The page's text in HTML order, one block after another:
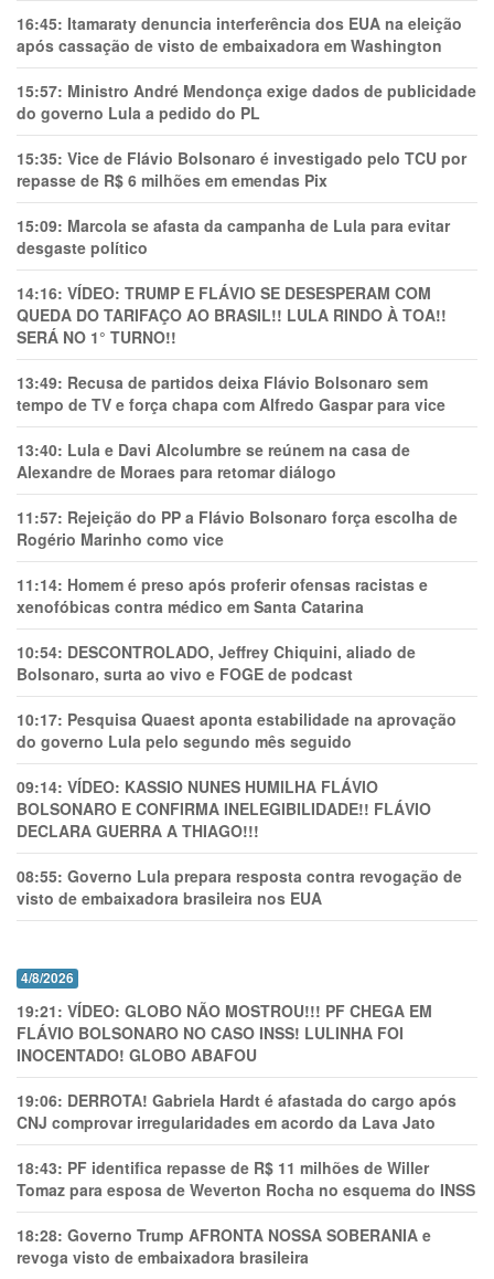
16:45: Itamaraty denuncia interferência dos EUA na eleição
após cassação de visto de embaixadora em Washington
15:57: Ministro André Mendonça exige dados de publicidade
do governo Lula a pedido do PL
15:35: Vice de Flávio Bolsonaro é investigado pelo TCU por
repasse de R$ 6 milhões em emendas Pix
15:09: Marcola se afasta da campanha de Lula para evitar
desgaste político
14:16: VÍDEO: TRUMP E FLÁVIO SE DESESPERAM COM
QUEDA DO TARIFAÇO AO BRASIL!! LULA RINDO À TOA!!
SERÁ NO 1° TURNO!!
13:49: Recusa de partidos deixa Flávio Bolsonaro sem
tempo de TV e força chapa com Alfredo Gaspar para vice
13:40: Lula e Davi Alcolumbre se reúnem na casa de
Alexandre de Moraes para retomar diálogo
11:57: Rejeição do PP a Flávio Bolsonaro força escolha de
Rogério Marinho como vice
11:14: Homem é preso após proferir ofensas racistas e
xenofóbicas contra médico em Santa Catarina
10:54: DESCONTROLADO, Jeffrey Chiquini, aliado de
Bolsonaro, surta ao vivo e FOGE de podcast
10:17: Pesquisa Quaest aponta estabilidade na aprovação
do governo Lula pelo segundo mês seguido
09:14: VÍDEO: KASSIO NUNES HUMlLHA FLÁVIO
BOLSONARO E CONFIRMA INELEGIBILIDADE!! FLÁVIO
DECLARA GUERRA A THIAGO!!!
08:55: Governo Lula prepara resposta contra revogação de
visto de embaixadora brasileira nos EUA
4/8/2026
19:21: VÍDEO: GLOBO NÃO MOSTROU!!! PF CHEGA EM
FLÁVIO BOLSONARO NO CASO INSS! LULINHA FOI
INOCENTADO! GLOBO ABAFOU
19:06: DERROTA! Gabriela Hardt é afastada do cargo após
CNJ comprovar irregularidades em acordo da Lava Jato
18:43: PF identifica repasse de R$ 11 milhões de Willer
Tomaz para esposa de Weverton Rocha no esquema do INSS
18:28: Governo Trump AFRONTA NOSSA SOBERANIA e
revoga visto de embaixadora brasileira